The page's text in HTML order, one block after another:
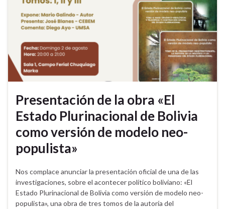
Presentación de la obra «El
Estado Plurinacional de Bolivia
como versión de modelo neo-
populista»
Nos complace anunciar la presentación oficial de una de las
investigaciones, sobre el acontecer político boliviano: «El
Estado Plurinacional de Bolivia como versión de modelo neo-
populista», una obra de tres tomos de la autoría del